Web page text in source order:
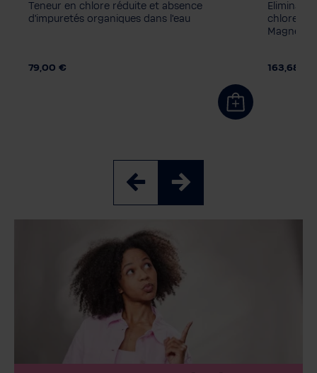
MyAQUA Protect
MyAQUA Taste
Teneur en chlore réduite et absence
d'impuretés organiques dans l'eau
79,00 €
ZINC +
chlore et
163,68 €